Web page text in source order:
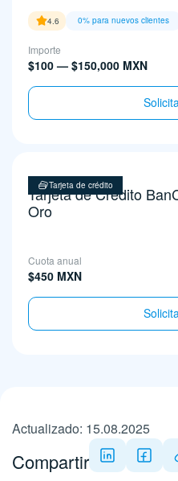
4.6 0% para nuevos clientes
Importe
$100 — $150,000 MXN
Tarjeta de crédito
Tarjeta de Crédito
Oro
Cuota anual
$450 MXN
Actualizado: 15.08.2025
Compartir